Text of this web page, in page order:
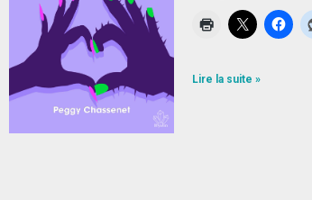
Lire la suite »